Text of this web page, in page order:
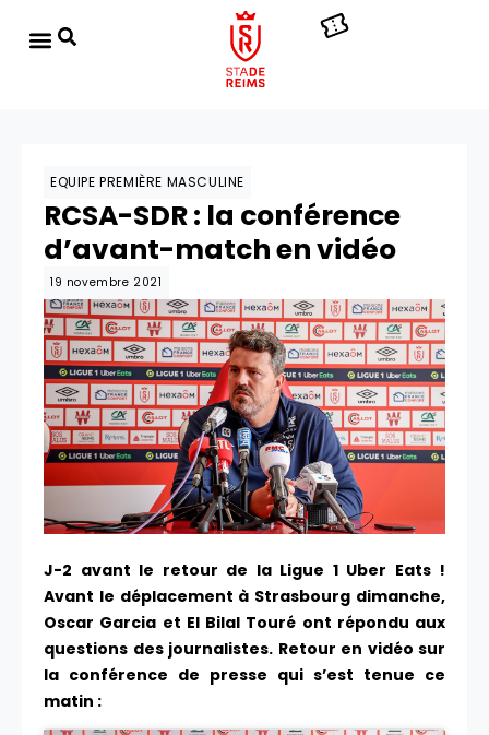
EQUIPE PREMIÈRE MASCULINE
RCSA-SDR : la conférence
d’avant-match en vidéo
19 novembre 2021
J-2 avant le retour de la Ligue 1 Uber Eats !
Avant le déplacement à Strasbourg dimanche,
Oscar Garcia et El Bilal Touré ont répondu aux
questions des journalistes. Retour en vidéo sur
la conférence de presse qui s’est tenue ce
matin :